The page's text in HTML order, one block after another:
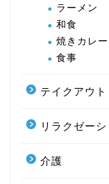
ラーメン
和食
焼きカレー
食事
テイクアウト
リラクゼーシ
介護